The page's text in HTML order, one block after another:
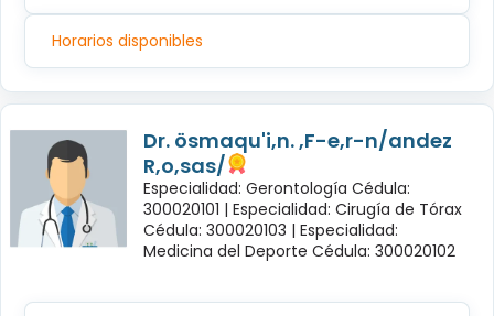
Horarios disponibles
Dr. ösmaqu'i,n. ,F-e,r-n/andez
R,o,sas/
Especialidad: Gerontología Cédula:
300020101 | Especialidad: Cirugía de Tórax
Cédula: 300020103 | Especialidad:
Medicina del Deporte Cédula: 300020102